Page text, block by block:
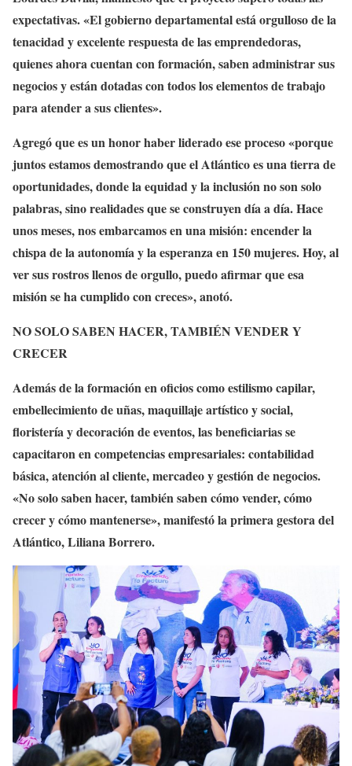
expectativas. «El gobierno departamental está orgulloso de la
tenacidad y excelente respuesta de las emprendedoras,
quienes ahora cuentan con formación, saben administrar sus
negocios y están dotadas con todos los elementos de trabajo
para atender a sus clientes».
Agregó que es un honor haber liderado ese proceso «porque
juntos estamos demostrando que el Atlántico es una tierra de
oportunidades, donde la equidad y la inclusión no son solo
palabras, sino realidades que se construyen día a día. Hace
unos meses, nos embarcamos en una misión: encender la
chispa de la autonomía y la esperanza en 150 mujeres. Hoy, al
ver sus rostros llenos de orgullo, puedo afirmar que esa
misión se ha cumplido con creces», anotó.
NO SOLO SABEN HACER, TAMBIÉN VENDER Y
CRECER
Además de la formación en oficios como estilismo capilar,
embellecimiento de uñas, maquillaje artístico y social,
floristería y decoración de eventos, las beneficiarias se
capacitaron en competencias empresariales: contabilidad
básica, atención al cliente, mercadeo y gestión de negocios.
«No solo saben hacer, también saben cómo vender, cómo
crecer y cómo mantenerse», manifestó la primera gestora del
Atlántico, Liliana Borrero.